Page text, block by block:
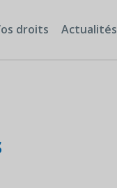
droits Actualités